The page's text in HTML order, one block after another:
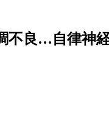
不良…自律神